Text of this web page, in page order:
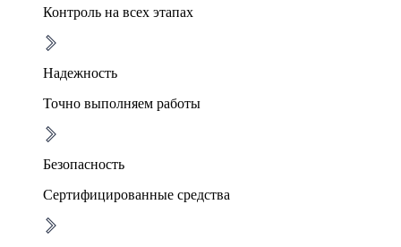
Контроль на всех этапах
Надежность
Точно выполняем работы
Безопасность
Сертифицированные средства